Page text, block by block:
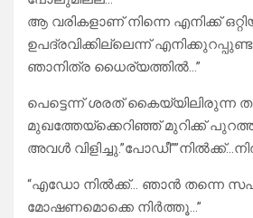
ആ വരികളാണ് നിന്നെ എനിക്ക്
ഉപദ്രവിക്കില്ലെന്ന്
ഞാനിത്ര ധൈര്യത്തിൽ…”
പെട്ടെന്ന് ശരത്
മുഖത്തേയ്ക്കെറിഞ്ഞ് മുറിക്ക്
അവൾ
“എഡോ നിൽക്ക്‌..‌. ഞാൻ തന്നെ
മോഷണമൊക്കെ നിർത്തൂ…”